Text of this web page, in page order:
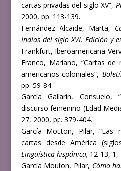
cartas privadas del siglo XV”,
2000, pp. 113-139.
Fernández Alcaide, Marta,
Indias del siglo XVI. Edición y
Frankfurt, Iberoamericana-
Franco, Mariano, “Cartas
americanos coloniales”,
pp. 59-84.
García Gallarín, Consuelo,
discurso femenino (Edad
27, 2000, pp. 379-404.
García Mouton, Pilar, “Las
cartas desde América
Lingüística hispánica, 12-13, 1,
García Mouton, Pilar, Cómo